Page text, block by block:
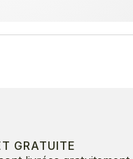
GRATUITE